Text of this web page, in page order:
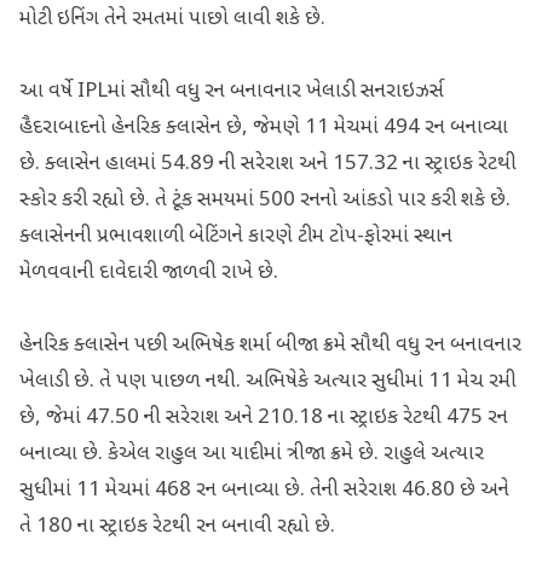
મોટી ઇનિંગ તેને રમતમાં પાછો લાવી શકે છે.
આ વર્ષે IPLમાં સૌથી વધુ રન બનાવનાર ખેલાડી સનરાઇઝર્સ
હૈદરાબાદનો હેનરિક ક્લાસેન છે, જેમણે 11 મેચમાં 494 રન બનાવ્યા
છે. ક્લાસેન હાલમાં 54.89 ની સરેરાશ અને 157.32 ના સ્ટ્રાઇક રેટથી
સ્કોર કરી રહ્યો છે. તે ટૂંક સમયમાં 500 રનનો આંકડો પાર કરી શકે છે.
ક્લાસેનની પ્રભાવશાળી બેટિંગને કારણે ટીમ ટોપ-ફોરમાં સ્થાન
મેળવવાની દાવેદારી જાળવી રાખે છે.
હેનરિક ક્લાસેન પછી અભિષેક શર્મા બીજા ક્રમે સૌથી વધુ રન બનાવનાર
ખેલાડી છે. તે પણ પાછળ નથી. અભિષેકે અત્યાર સુધીમાં 11 મેચ રમી
છે, જેમાં 47.50 ની સરેરાશ અને 210.18 ના સ્ટ્રાઇક રેટથી 475 રન
બનાવ્યા છે. કેએલ રાહુલ આ યાદીમાં ત્રીજા ક્રમે છે. રાહુલે અત્યાર
સુધીમાં 11 મેચમાં 468 રન બનાવ્યા છે. તેની સરેરાશ 46.80 છે અને
તે 180 ના સ્ટ્રાઇક રેટથી રન બનાવી રહ્યો છે.